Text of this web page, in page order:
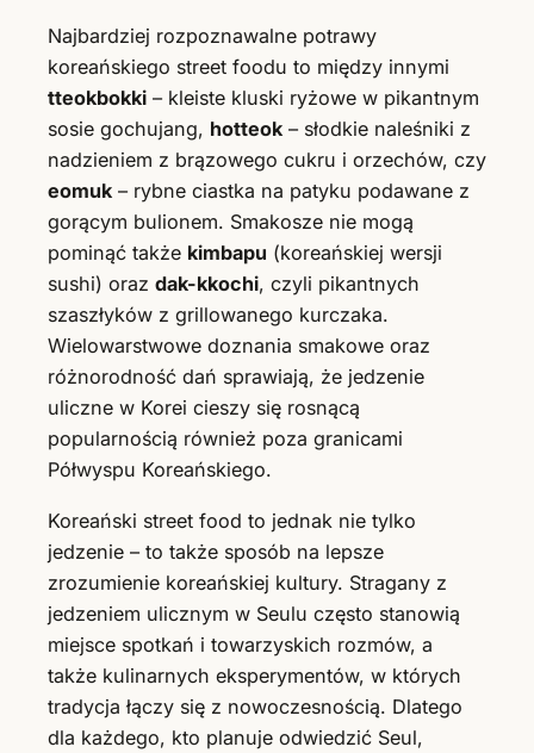
Najbardziej rozpoznawalne potrawy
koreańskiego street foodu to między innymi
tteokbokki – kleiste kluski ryżowe w pikantnym
sosie gochujang, hotteok – słodkie naleśniki z
nadzieniem z brązowego cukru i orzechów, czy
eomuk – rybne ciastka na patyku podawane z
gorącym bulionem. Smakosze nie mogą
pominąć także kimbapu (koreańskiej wersji
sushi) oraz dak-kkochi, czyli pikantnych
szaszłyków z grillowanego kurczaka.
Wielowarstwowe doznania smakowe oraz
różnorodność dań sprawiają, że jedzenie
uliczne w Korei cieszy się rosnącą
popularnością również poza granicami
Półwyspu Koreańskiego.
Koreański street food to jednak nie tylko
jedzenie – to także sposób na lepsze
zrozumienie koreańskiej kultury. Stragany z
jedzeniem ulicznym w Seulu często stanowią
miejsce spotkań i towarzyskich rozmów, a
także kulinarnych eksperymentów, w których
tradycja łączy się z nowoczesnością. Dlatego
dla każdego, kto planuje odwiedzić Seul,